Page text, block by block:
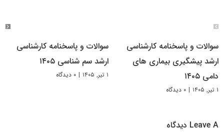
سوالات و پاسخنامه کارشناسی
ارشد پیشگیری بیماری های
دامی ۱۴۰۵
۱ تیر, ۱۴۰۵ | ۰ دیدگاه
سوالات و پاسخنامه کارشناسی
ارشد سم شناسی ۱۴۰۵
۱ تیر, ۱۴۰۵ | ۰ دیدگاه
Leave A دیدگاه